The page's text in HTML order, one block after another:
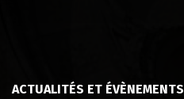
ACTUALITÉS ET ÉVÈNEMENTS